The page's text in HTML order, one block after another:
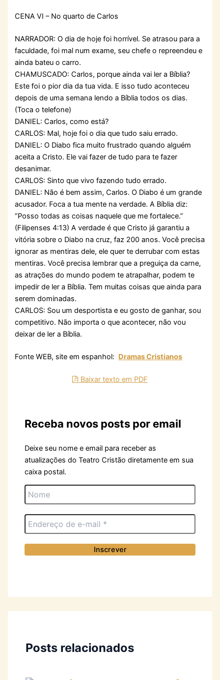
CENA VI – No quarto de Carlos
NARRADOR: O dia de hoje foi horrível. Se atrasou para a
faculdade, foi mal num exame, seu chefe o repreendeu e
ainda bateu o carro.
CHAMUSCADO: Carlos, porque ainda vai ler a Bíblia?
Este foi o pior dia da tua vida. E isso tudo aconteceu
depois de uma semana lendo a Bíblia todos os dias.
(Toca o telefone)
DANIEL: Carlos, como está?
CARLOS: Mal, hoje foi o dia que tudo saiu errado.
DANIEL: O Diabo fica muito frustrado quando alguém
aceita a Cristo. Ele vai fazer de tudo para te fazer
desanimar.
CARLOS: Sinto que vivo fazendo tudo errado.
DANIEL: Não é bem assim, Carlos. O Diabo é um grande
acusador. Foca a tua mente na verdade. A Bíblia diz:
“Posso todas as coisas naquele que me fortalece.”
(Filipenses 4:13) A verdade é que Cristo já garantiu a
vitória sobre o Diabo na cruz, faz 200 anos. Você precisa
ignorar as mentiras dele, ele quer te derrubar com estas
mentiras. Você precisa lembrar que a preguiça da carne,
as atrações do mundo podem te atrapalhar, podem te
impedir de ler a Bíblia. Tem muitas coisas que ainda para
serem dominadas.
CARLOS: Sou um desportista e eu gosto de ganhar, sou
competitivo. Não importa o que acontecer, não vou
deixar de ler a Bíblia.
Fonte WEB, site em espanhol: Dramas Cristianos
Baixar texto em PDF
Receba novos posts por email
Deixe seu nome e email para receber as
atualizações do Teatro Cristão diretamente em sua
caixa postal.
Posts relacionados